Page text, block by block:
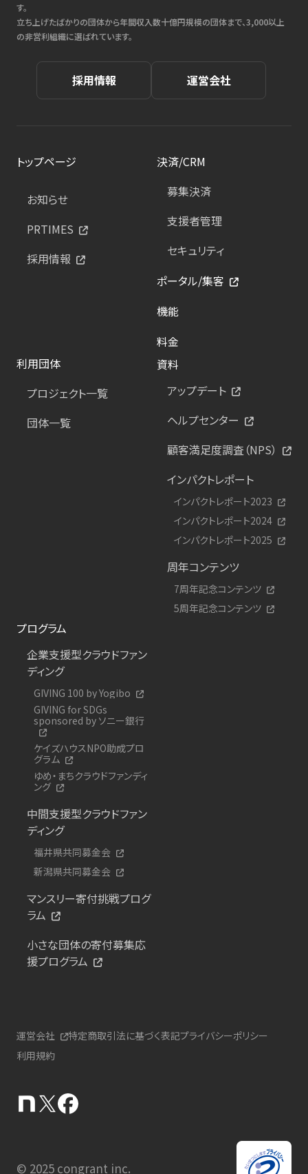
す。
立ち上げたばかりの団体から年間収入数十億円規模の団体まで、3,000以上
の非営利組織に選ばれています。
採用情報 運営会社
トップページ
お知らせ
PRTIMES
採用情報
決済/CRM
募集決済
支援者管理
セキュリティ
ポータル/集客
機能
料金
利用団体
プロジェクト一覧
団体一覧
資料
アップデート
ヘルプセンター
顧客満足度調査（NPS）
インパクトレポート
インパクトレポート2023
インパクトレポート2024
インパクトレポート2025
周年コンテンツ
7周年記念コンテンツ
5周年記念コンテンツ
プログラム
企業支援型クラウドファン
ディング
GIVING 100 by Yogibo
GIVING for SDGs
sponsored by ソニー銀行
ケイズハウスNPO助成プロ
グラム
ゆめ・まちクラウドファンディ
ング
中間支援型クラウドファン
ディング
福井県共同募金会
新潟県共同募金会
マンスリー寄付挑戦プログ
ラム
小さな団体の寄付募集応
援プログラム
運営会社 特定商取引法に基づく表記プライバシーポリシー
利用規約
© 2025 congrant inc.